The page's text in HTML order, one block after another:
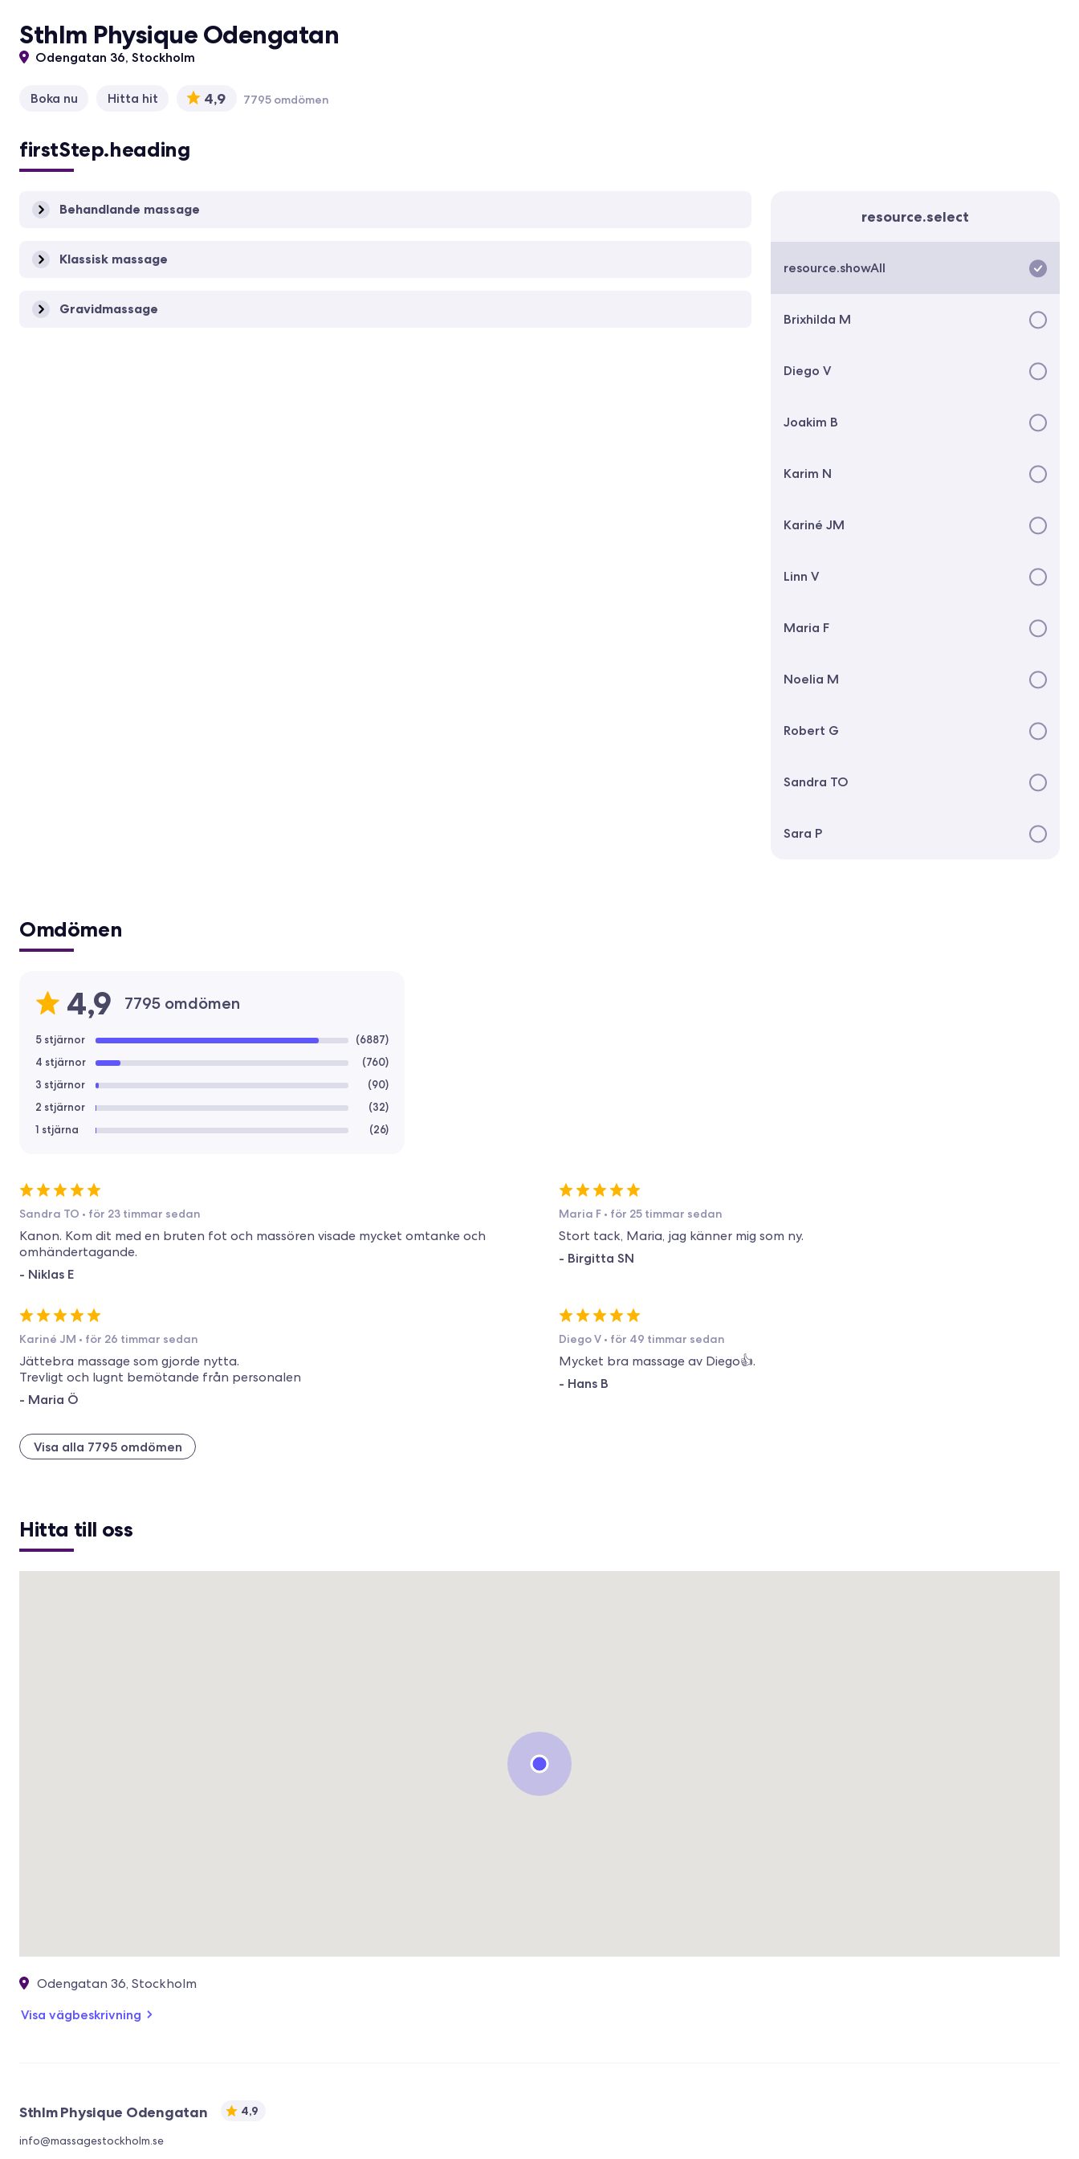
Sthlm Physique Odengatan
Odengatan 36, Stockholm
Boka nu Hitta hit 4,9 7795 omdömen
resource.select
resource.showAll
Brixhilda M
Diego V
Joakim B
Karim N
Kariné JM
Linn V
Maria F
Noelia M
Robert G
Sandra TO
Sara P
firstStep.heading
Behandlande massage
Klassisk massage
Gravidmassage
Omdömen
4,9 7795 omdömen
5 stjärnor (6887)
4 stjärnor
(760)
3 stjärnor
(90)
2 stjärnor
(32)
1 stjärna
(26)
Sandra TO • för 23 timmar sedan
Kanon. Kom dit med en bruten fot och massören visade mycket omtanke och
omhändertagande.
- Niklas E
Maria F • för 25 timmar sedan
Stort tack, Maria, jag känner mig som ny.
- Birgitta SN
Kariné JM • för 26 timmar sedan
Jättebra massage som gjorde nytta.
Trevligt och lugnt bemötande från personalen
- Maria Ö
Diego V • för 49 timmar sedan
Mycket bra massage av Diego👍.
- Hans B
Visa alla 7795 omdömen
Hitta till oss
Odengatan 36, Stockholm
Visa vägbeskrivning
Sthlm Physique Odengatan 4,9
info@massagestockholm.se